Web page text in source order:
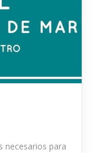
necesarios para